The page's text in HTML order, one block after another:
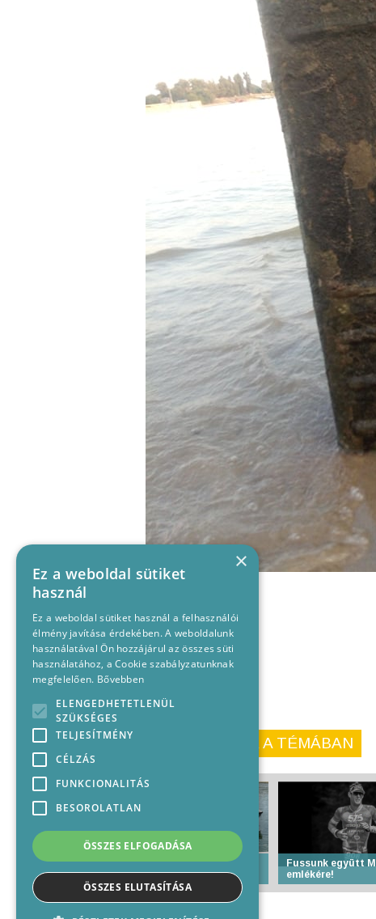
KORÁBBI CIKKEINK A TÉMÁBAN
Kisvízszintrögzítés és
vízhozammérés a Dunán
Fussunk együtt
emlékére!
×
Ez a weboldal sütiket
használ
Ez a weboldal sütiket használ a felhasználói
élmény javítása érdekében. A weboldalunk
használatával Ön hozzájárul az összes süti
használatához, a Cookie szabályzatunknak
megfelelően. Bővebben
ELENGEDHETETLENÜL
SZÜKSÉGES
TELJESÍTMÉNY
CÉLZÁS
FUNKCIONALITÁS
BESOROLATLAN
ÖSSZES ELFOGADÁSA
ÖSSZES ELUTASÍTÁSA